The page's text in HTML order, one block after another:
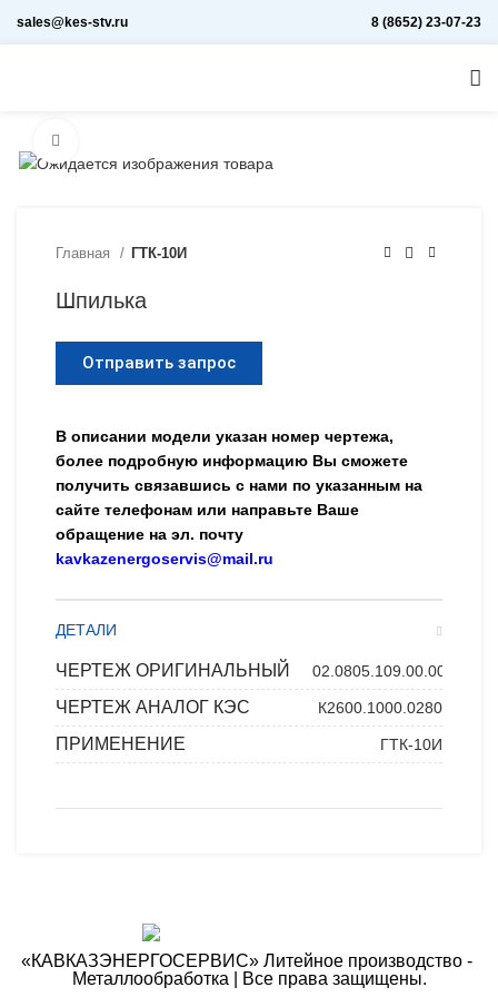
sales@kes-stv.ru 8 (8652) 23-07-23
Главная ГТК-10И
Шпилька
Отправить запрос
В описании модели указан номер чертежа,
более подробную информацию Вы сможете
получить связавшись с нами по указанным на
сайте телефонам или направьте Ваше
обращение на эл. почту
kavkazenergoservis@mail.ru
ДЕТАЛИ
ЧЕРТЕЖ ОРИГИНАЛЬНЫЙ 02.0805.109.00.00
ЧЕРТЕЖ АНАЛОГ КЭС К2600.1000.0280
ПРИМЕНЕНИЕ ГТК-10И
«КАВКАЗЭНЕРГОСЕРВИС» ​Литейное производство - ​
Металлообработка | Все права защищены.